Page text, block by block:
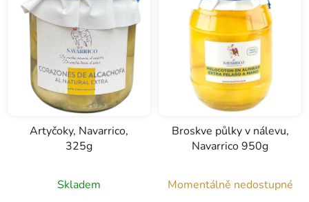
Artyčoky, Navarrico,
325g
Skladem
Broskve půlky v nálevu,
Navarrico 950g
Momentálně nedostupné